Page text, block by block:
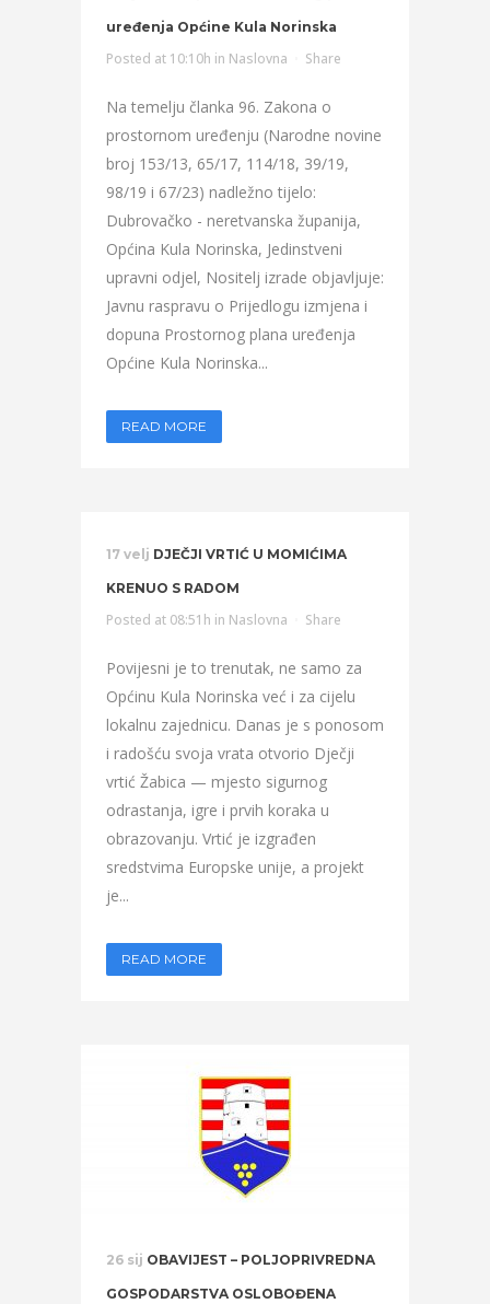
uređenja Općine Kula Norinska
Posted at 10:10h in Naslovna Share
Na temelju članka 96. Zakona o
prostornom uređenju (Narodne novine
broj 153/13, 65/17, 114/18, 39/19,
98/19 i 67/23) nadležno tijelo:
Dubrovačko - neretvanska županija,
Općina Kula Norinska, Jedinstveni
upravni odjel, Nositelj izrade objavljuje:
Javnu raspravu o Prijedlogu izmjena i
dopuna Prostornog plana uređenja
Općine Kula Norinska...
READ MORE
17 velj DJEČJI VRTIĆ U MOMIĆIMA
KRENUO S RADOM
Posted at 08:51h in Naslovna Share
Povijesni je to trenutak, ne samo za
Općinu Kula Norinska već i za cijelu
lokalnu zajednicu. Danas je s ponosom
i radošću svoja vrata otvorio Dječji
vrtić Žabica — mjesto sigurnog
odrastanja, igre i prvih koraka u
obrazovanju. Vrtić je izgrađen
sredstvima Europske unije, a projekt
je...
READ MORE
26 sij OBAVIJEST – POLJOPRIVREDNA
GOSPODARSTVA OSLOBOĐENA